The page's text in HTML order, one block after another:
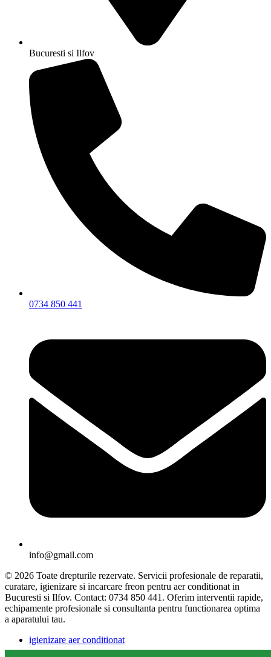
Bucuresti si Ilfov
0734 850 441
info@gmail.com
© 2026 Toate drepturile rezervate. Servicii profesionale de reparatii,
curatare, igienizare si incarcare freon pentru aer conditionat in
Bucuresti si Ilfov. Contact: 0734 850 441. Oferim interventii rapide,
echipamente profesionale si consultanta pentru functionarea optima
a aparatului tau.
igienizare aer conditionat